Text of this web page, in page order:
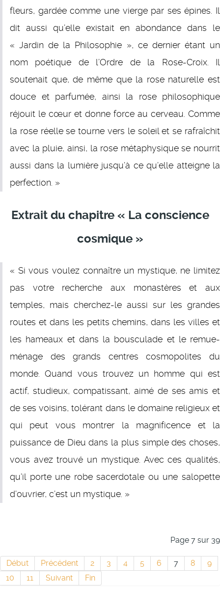
fleurs, gardée comme une vierge par ses épines. Il
dit aussi qu’elle existait en abondance dans le
« Jardin de la Philosophie », ce dernier étant un
nom poétique de l’Ordre de la Rose-Croix. Il
soutenait que, de même que la rose naturelle est
douce et parfumée, ainsi la rose philosophique
réjouit le cœur et donne force au cerveau. Comme
la rose réelle se tourne vers le soleil et se rafraîchit
avec la pluie, ainsi, la rose métaphysique se nourrit
aussi dans la lumière jusqu’à ce qu’elle atteigne la
perfection. »
Extrait du chapitre « La conscience
cosmique »
« Si vous voulez connaître un mystique, ne limitez
pas votre recherche aux monastères et aux
temples, mais cherchez-le aussi sur les grandes
routes et dans les petits chemins, dans les villes et
les hameaux et dans la bousculade et le remue-
ménage des grands centres cosmopolites du
monde. Quand vous trouvez un homme qui est
actif, studieux, compatissant, aimé de ses amis et
de ses voisins, tolérant dans le domaine religieux et
qui peut vous montrer la magnificence et la
puissance de Dieu dans la plus simple des choses,
vous avez trouvé un mystique. Avec ces qualités,
qu’il porte une robe sacerdotale ou une salopette
d’ouvrier, c’est un mystique. »
Page 7 sur 39
Début Précédent 2 3 4 5 6 7 8
9
10
11 Suivant Fin